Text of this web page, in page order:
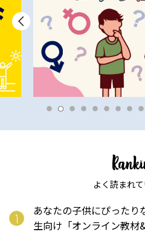
よく読まれ
あなたの子供にぴったり
生向け「オンライン教材